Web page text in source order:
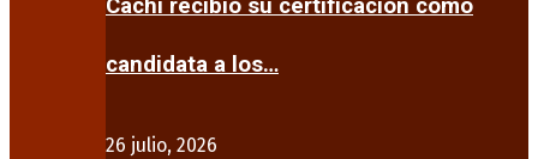
Cachi recibió su certificación como
candidata a los…
26 julio, 2026